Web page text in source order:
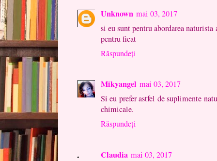
Unknown mai 03, 2017
si eu sunt pentru abordarea
pentru ficat
Răspundeți
Mikyangel mai 03, 2017
Si eu prefer astfel de suplimente
chimicale.
Răspundeți
Claudia mai 03, 2017